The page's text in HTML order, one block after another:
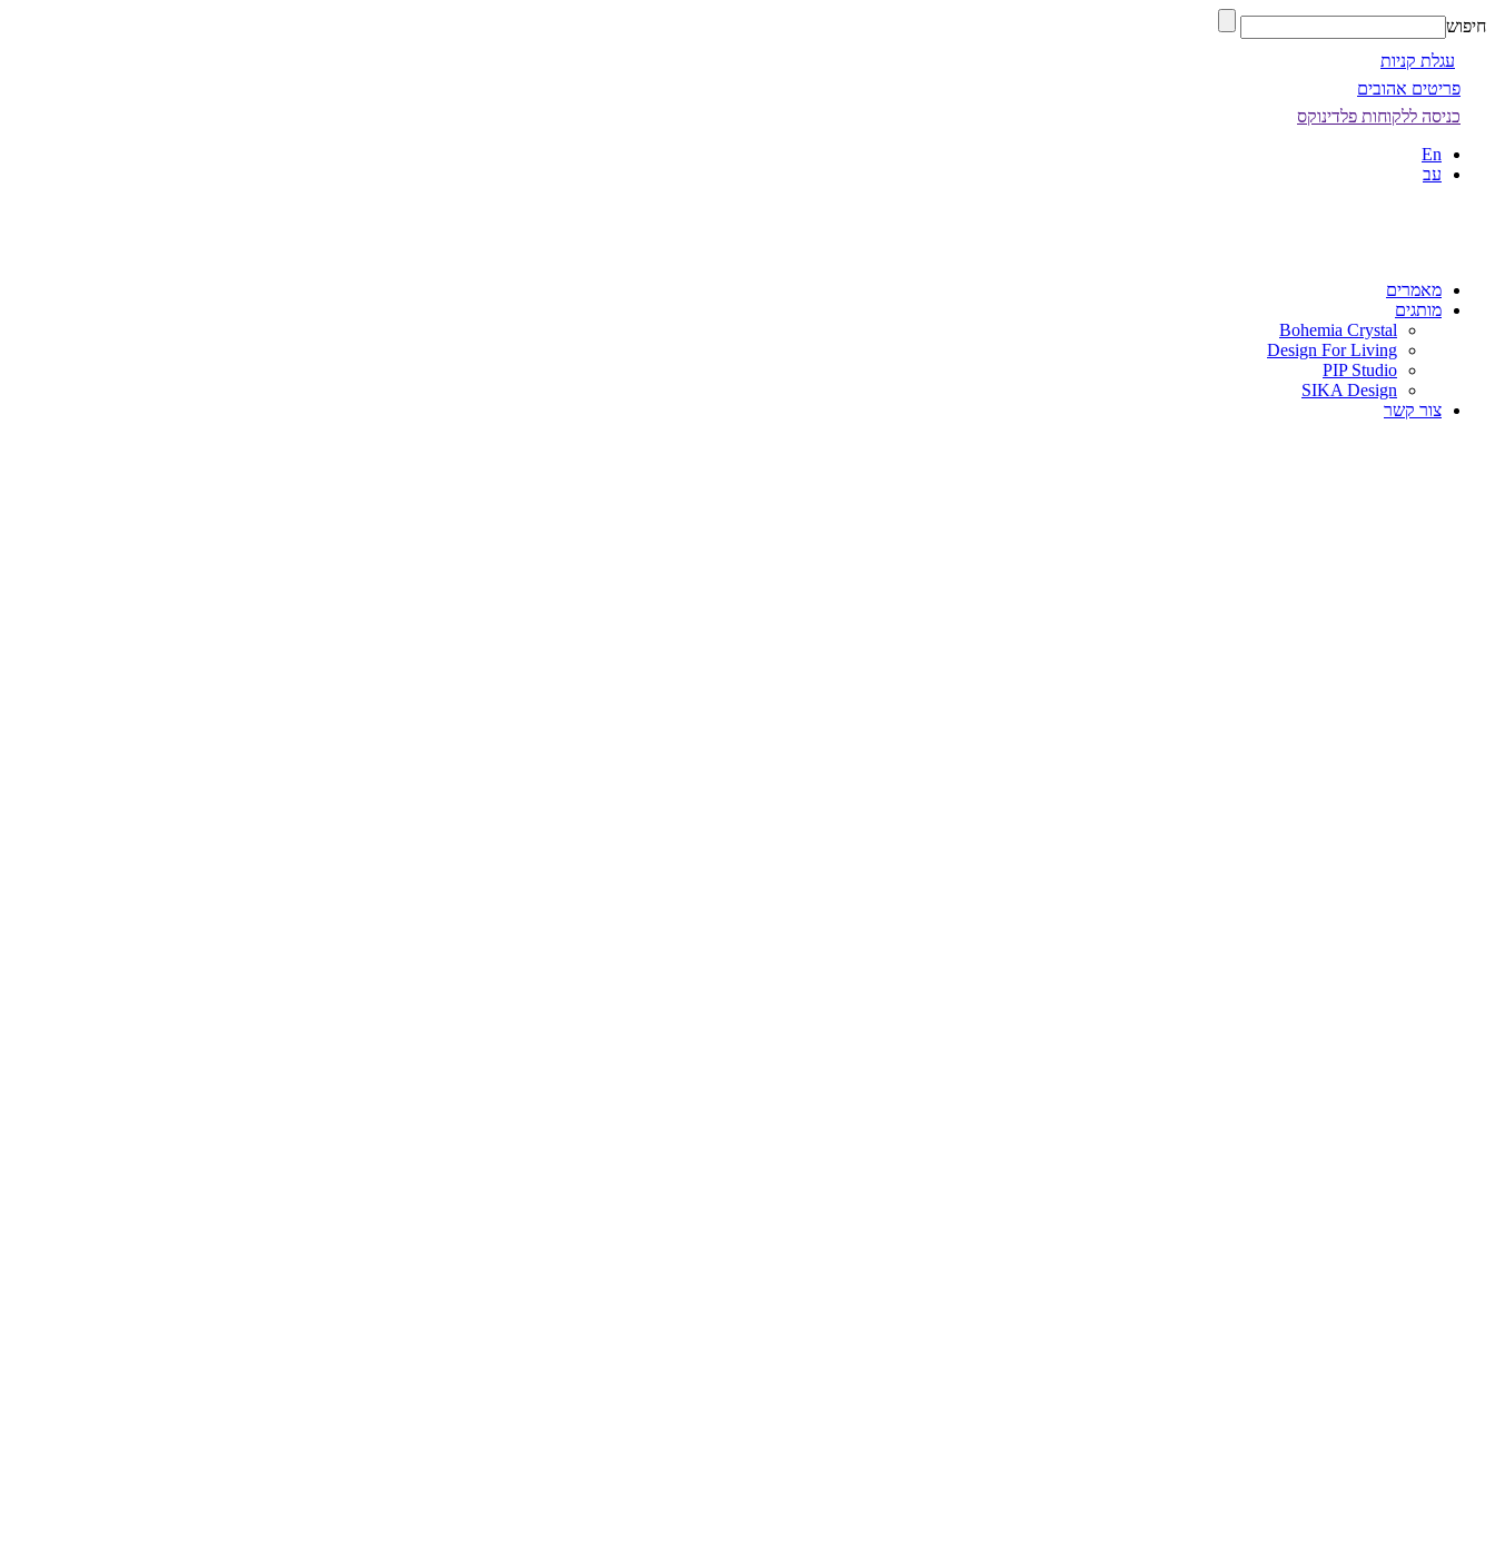
חיפוש
עגלת קניות
פריטים אהובים
כניסה ללקוחות פלדינוקס
En
עב
מאמרים
מותגים
Bohemia Crystal
Design For Living
PIP Studio
SIKA Design
צור קשר